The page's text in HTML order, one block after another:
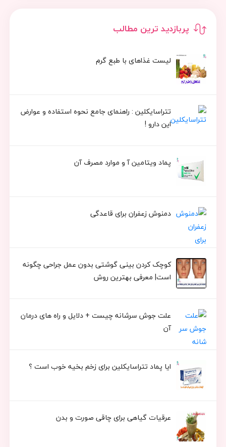
پربازدید ترین مطالب
لیست غذاهای با طبع گرم
تتراسایکلین : راهنمای جامع نحوه استفاده و عوارض
این دارو !
پماد ویتامین آ و موارد مصرف آن
دمنوش زعفران برای قاعدگی
کوچک کردن بینی گوشتی بدون عمل جراحی چگونه
است| معرفی بهترین روش
علت جوش سرشانه چیست + دلایل و راه های درمان
آن
ایا پماد تتراسایکلین برای زخم بخیه خوب است ؟
عرقیات گیاهی برای چاقی صورت و بدن